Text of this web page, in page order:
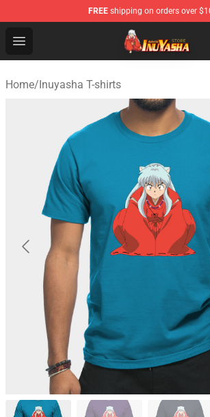
FREE shipping on orders over
Open menu
Inuyasha Store - Official Inuyasha
Home/Inuyasha T-shirts